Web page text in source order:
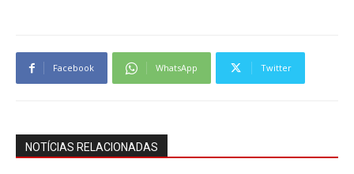
Facebook WhatsApp Twitter
NOTÍCIAS RELACIONADAS